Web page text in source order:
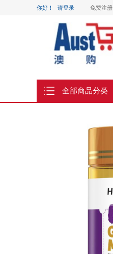
你好！ 请登录 免费注册
全部商品分类